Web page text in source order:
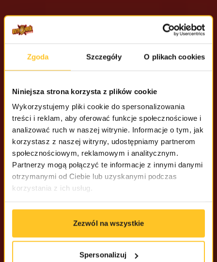
Zgoda Szczegóły O plikach cookies
Niniejsza strona korzysta z plików cookie
Wykorzystujemy pliki cookie do spersonalizowania
treści i reklam, aby oferować funkcje społecznościowe i
analizować ruch w naszej witrynie. Informacje o tym, jak
korzystasz z naszej witryny, udostępniamy partnerom
społecznościowym, reklamowym i analitycznym.
Partnerzy mogą połączyć te informacje z innymi danymi
otrzymanymi od Ciebie lub uzyskanymi podczas
korzystania z ich usług.
Zezwól na wszystkie
Spersonalizuj